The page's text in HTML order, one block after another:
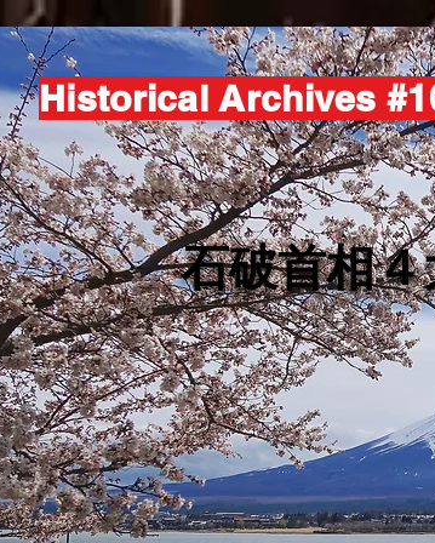
Historical Archives
石破首相